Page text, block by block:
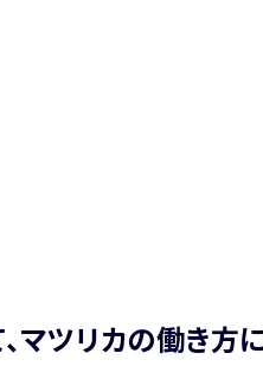
マツリカの働き方